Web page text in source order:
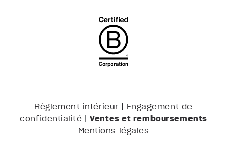
Règlement intérieur| Engagement de
confidentialité |Ventes et remboursements
Mentions légales